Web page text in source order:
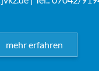
mehr erfahren